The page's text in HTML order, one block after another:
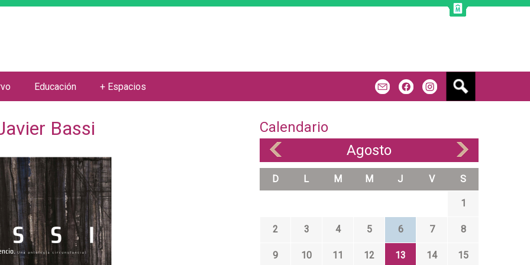
Bassi
Calendario
Agosto
D L M M J V S
1
2 3 4 5 6 7 8
9 10 11 12 13 14 15
Educación + Espacios
s